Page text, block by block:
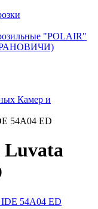
"POLAIR"
Камер и
54A04 ED
Luvata